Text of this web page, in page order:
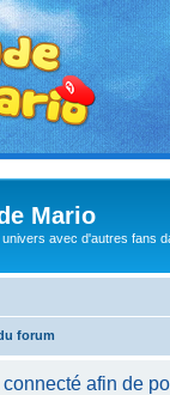
Mario
avec d'autres fans
forum
afin de